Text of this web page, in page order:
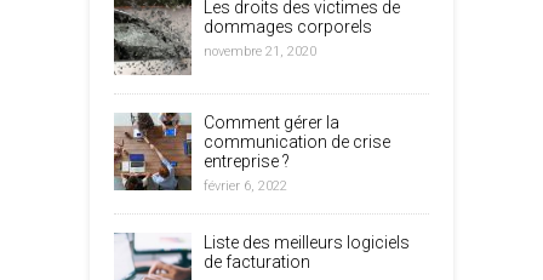
Les droits des victimes de
dommages corporels
novembre 21, 2020
Comment gérer la
communication de crise
entreprise ?
février 6, 2022
Liste des meilleurs logiciels
de facturation